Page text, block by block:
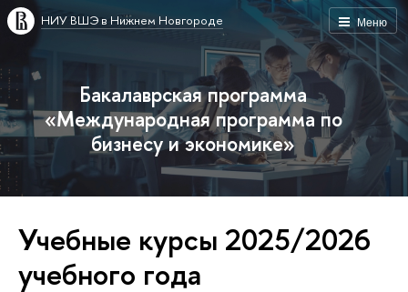
Меню
НИУ ВШЭ в Нижнем Новгороде
Бакалаврская программа
«Международная программа по
бизнесу и экономике»
Учебные курсы 2025/2026
учебного года